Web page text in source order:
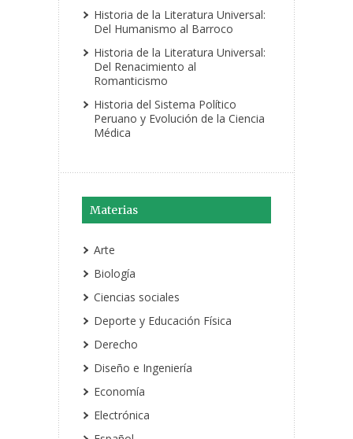
Historia de la Literatura Universal:
Del Humanismo al Barroco
Historia de la Literatura Universal:
Del Renacimiento al
Romanticismo
Historia del Sistema Político
Peruano y Evolución de la Ciencia
Médica
Materias
Arte
Biología
Ciencias sociales
Deporte y Educación Física
Derecho
Diseño e Ingeniería
Economía
Electrónica